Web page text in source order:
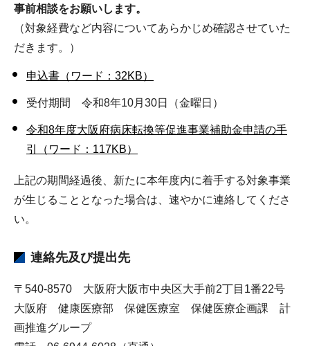
事前相談をお願いします。
（対象経費など内容についてあらかじめ確認させていた
だきます。）
申込書（ワード：32KB）
受付期間 令和8年10月30日（金曜日）
令和8年度大阪府病床転換等促進事業補助金申請の手
引（ワード：117KB）
上記の期間経過後、新たに本年度内に着手する対象事業
が生じることとなった場合は、速やかに連絡してくださ
い。
連絡先及び提出先
〒540-8570 大阪府大阪市中央区大手前2丁目1番22号
大阪府 健康医療部 保健医療室 保健医療企画課 計
画推進グループ